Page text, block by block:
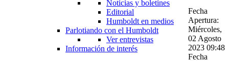
Noticias y boletines
Editorial
Humboldt en medios
Parlotiando con el Humboldt
Ver entrevistas
Información de interés
Fecha
Apertura:
Miércoles,
02 Agosto
2023 09:48
Fecha